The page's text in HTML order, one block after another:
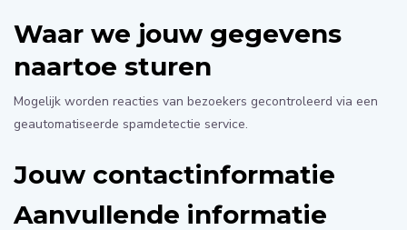
Waar we jouw gegevens
naartoe sturen
Mogelijk worden reacties van bezoekers gecontroleerd via een
geautomatiseerde spamdetectie service.
Jouw contactinformatie
Aanvullende informatie